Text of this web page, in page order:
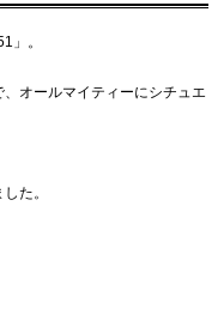
」。
オールマイティーにシチュエ
た。